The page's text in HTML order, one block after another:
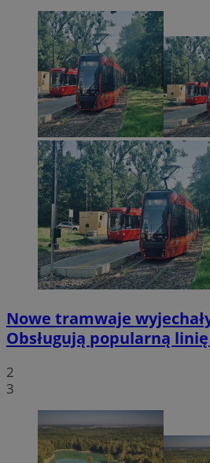
Nowe tramwaje
Obsługują popularną
2
3